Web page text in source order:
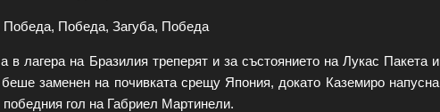
Победа, Победа, Загуба, Победа
в лагера на Бразилия треперят и за състоянието на Лукас Пакета и
заменен на почивката срещу Япония, докато Каземиро напусна
гол на Габриел Мартинели.